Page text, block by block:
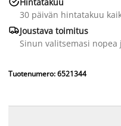
30 päivän hintatakuu
Joustava toimitus
Sinun valitsemasi
Tuotenumero: 6521344